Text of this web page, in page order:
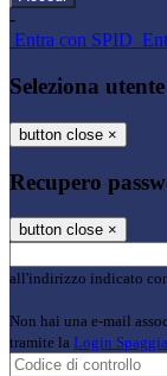
-
Entra con SPID
Seleziona utente
button close ×
Recupero
button close ×
all'indirizzo indicato
Non hai una e-mail
tramite la Login